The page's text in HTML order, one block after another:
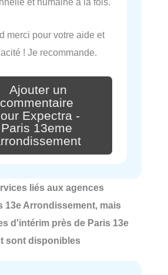
merci pour votre aide et
! Je recommande.
Ajouter un
commentaire
Expectra -
Paris 13eme
liés aux agences
13e Arrondissement, mais
d'intérim près de Paris 13e
sont disponibles